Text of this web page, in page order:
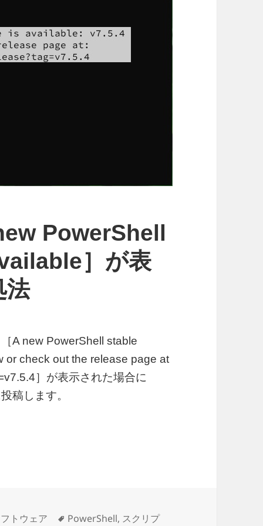
PowerShell
］が表
法
A new PowerShell stable
or check out the release page at
］が表示された場合に
稿します。
トウェア
タ
PowerShell, スクリプ